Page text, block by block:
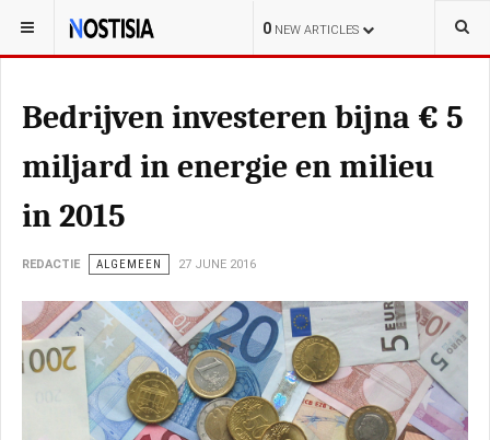
0 NEW ARTICLES
YOU ARE HERE: NEDERLAND
Bedrijven investeren bijna € 5
miljard in energie en milieu
in 2015
REDACTIE ALGEMEEN 27 JUNE 2016